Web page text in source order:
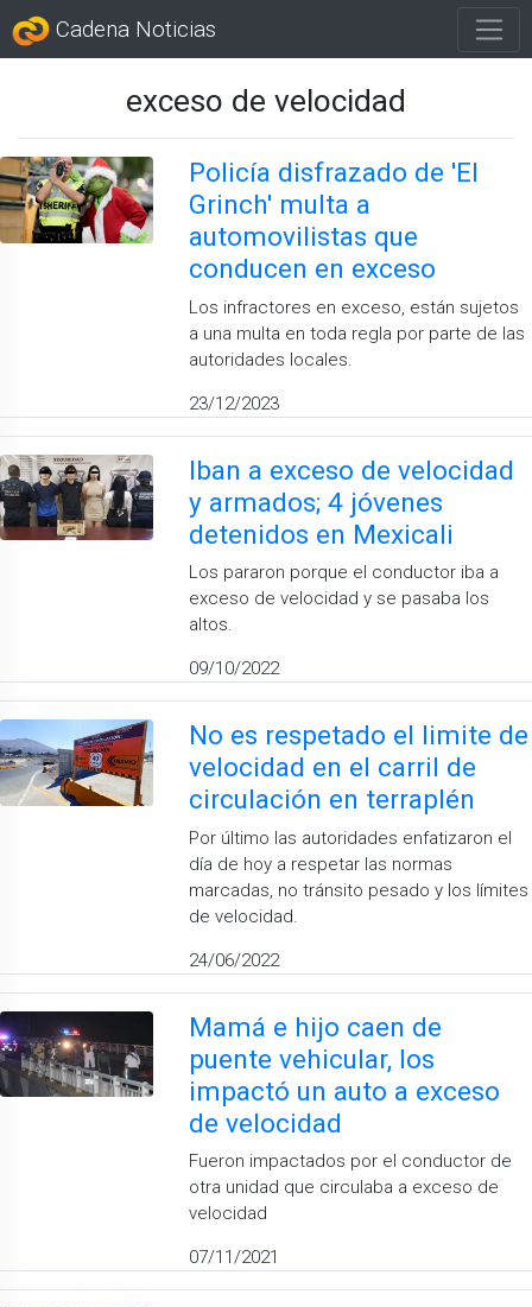
Cadena Noticias
exceso de velocidad
Policía disfrazado de 'El
Grinch' multa a
automovilistas que
conducen en exceso
Los infractores en exceso, están sujetos
a una multa en toda regla por parte de las
autoridades locales.
23/12/2023
Iban a exceso de velocidad
y armados; 4 jóvenes
detenidos en Mexicali
Los pararon porque el conductor iba a
exceso de velocidad y se pasaba los
altos.
09/10/2022
No es respetado el limite de
velocidad en el carril de
circulación en terraplén
Por último las autoridades enfatizaron el
día de hoy a respetar las normas
marcadas, no tránsito pesado y los límites
de velocidad.
24/06/2022
Mamá e hijo caen de
puente vehicular, los
impactó un auto a exceso
de velocidad
Fueron impactados por el conductor de
otra unidad que circulaba a exceso de
velocidad
07/11/2021